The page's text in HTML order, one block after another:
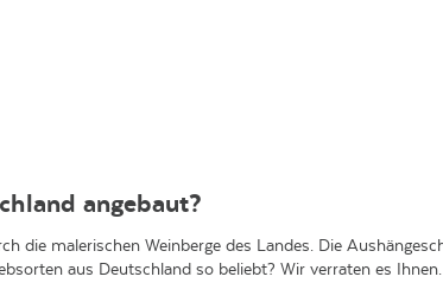
angebaut?
die malerischen Weinberge des Landes. Die
aus Deutschland so beliebt? Wir verraten es Ihnen.